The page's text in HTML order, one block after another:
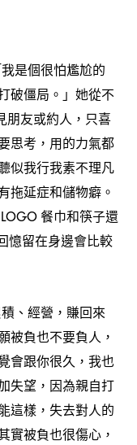
是個很怕尷尬的
破僵局。」她從不
朋友或約人 ， 只喜
思考 ， 用的力氣都
似我行我素不理凡
拖延症和儲物癖。
LOGO 餐巾和筷子還
憶留在身邊會比較
、經營 ， 賺回來
被負也不要負人 ，
會跟你很久 ， 我也
失望 ， 因為親自打
這樣 ， 失去對人的
其實被負也很傷心 ，